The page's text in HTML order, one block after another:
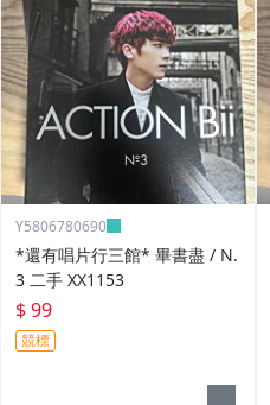
Y5806780690
*還有唱片行三館* 畢書盡 / N.
3 二手 XX1153
$ 99
競標